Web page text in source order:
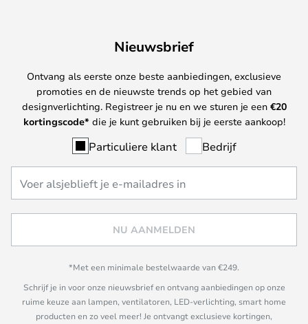
Nieuwsbrief
Ontvang als eerste onze beste aanbiedingen, exclusieve
promoties en de nieuwste trends op het gebied van
designverlichting. Registreer je nu en we sturen je een €20
kortingscode* die je kunt gebruiken bij je eerste aankoop!
Particuliere klant Bedrijf
NU AANMELDEN
*Met een minimale bestelwaarde van €249.
Schrijf je in voor onze nieuwsbrief en ontvang aanbiedingen op onze
ruime keuze aan lampen, ventilatoren, LED-verlichting, smart home
producten en zo veel meer! Je ontvangt exclusieve kortingen,